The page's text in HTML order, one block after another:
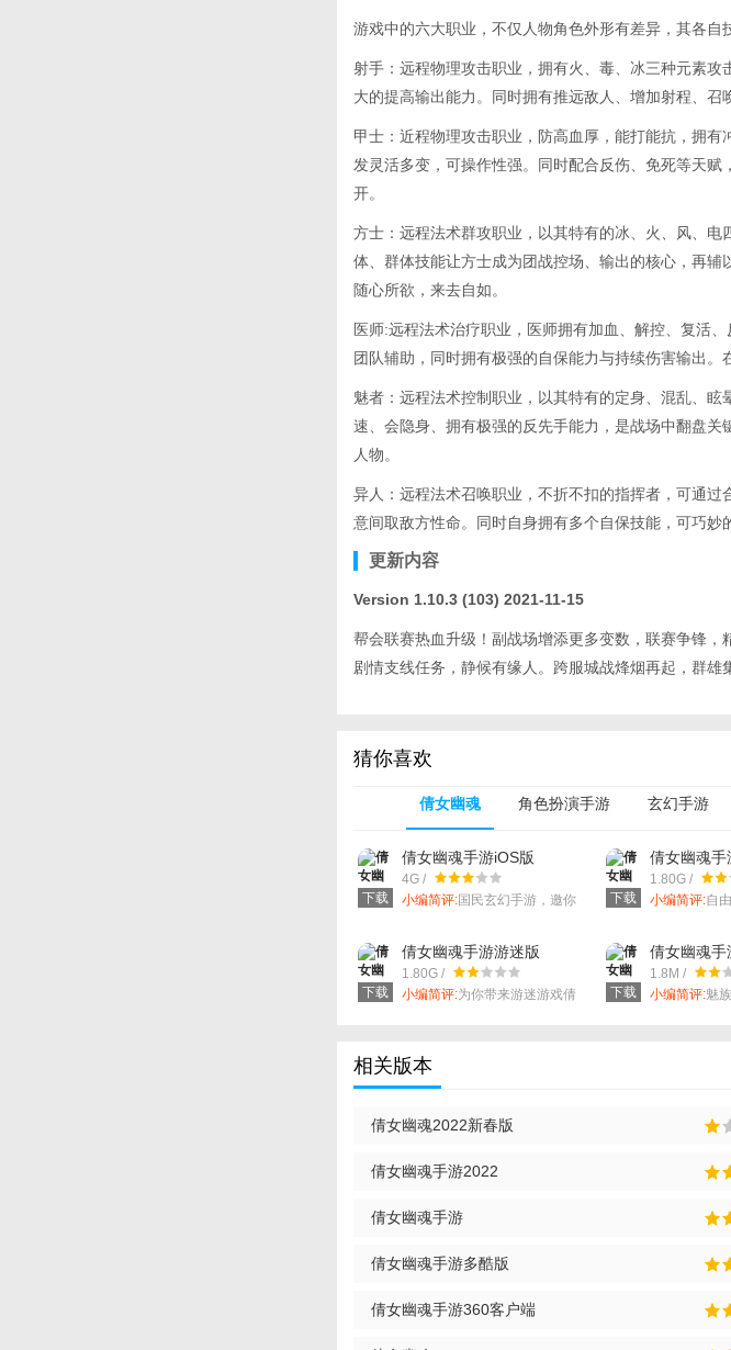
游戏中的六大职业，不仅人物角色外形有差异，其各自
射手：远程物理攻击职业，拥有火、毒、冰三种元素
大的提高输出能力。同时拥有推远敌人、增加射程、召
甲士：近程物理攻击职业，防高血厚，能打能抗，拥
发灵活多变，可操作性强。同时配合反伤、免死等天
开。
方士：远程法术群攻职业，以其特有的冰、火、风、
体、群体技能让方士成为团战控场、输出的核心，再
随心所欲，来去自如。
医师:远程法术治疗职业，医师拥有加血、解控、复活
团队辅助，同时拥有极强的自保能力与持续伤害输出。
魅者：远程法术控制职业，以其特有的定身、混乱、
速、会隐身、拥有极强的反先手能力，是战场中翻盘
人物。
异人：远程法术召唤职业，不折不扣的指挥者，可通
意间取敌方性命。同时自身拥有多个自保技能，可巧妙
更新内容
Version 1.10.3 (103) 2021-11-15
帮会联赛热血升级！副战场增添更多变数，联赛争锋
剧情支线任务，静候有缘人。跨服城战烽烟再起，群雄
猜你喜欢
倩女幽魂 角色扮演手游 玄幻手游
steam移植手游 电影改编
下载
倩女幽魂手游iOS版
4G /
小编简评:国民玄幻手游，邀你
下载
倩女幽魂手
1.80G /
小编简评:自
下载
倩女幽魂手游游迷版
1.80G /
小编简评:为你带来游迷游戏倩
下载
倩女幽魂手
1.8M /
小编简评:魅
相关版本
倩女幽魂2022新春版
倩女幽魂手游2022
倩女幽魂手游
倩女幽魂手游多酷版
倩女幽魂手游360客户端